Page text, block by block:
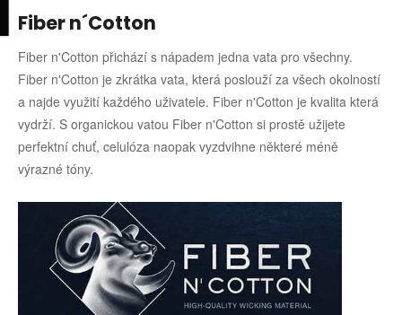
Přejít
na
obsah
Fiber n´Cotton
Fiber n'Cotton přichází s nápadem jedna vata pro všechny.
Fiber n'Cotton je zkrátka vata, která poslouží za všech okolností
a najde využití každého uživatele. Fiber n'Cotton je kvalita která
vydrží. S organickou vatou Fiber n'Cotton si prostě užijete
perfektní chuť, celulóza naopak vyzdvihne některé méně
výrazné tóny.
o
C
o
p
o